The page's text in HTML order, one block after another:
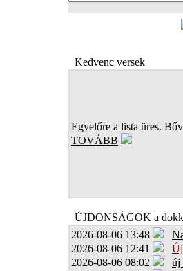
Kedvenc versek
Egyelőre a lista üres.
TOVÁBB
ÚJDONSÁGOK a
2026-08-06 13:48
2026-08-06 12:41
2026-08-06 08:02
új